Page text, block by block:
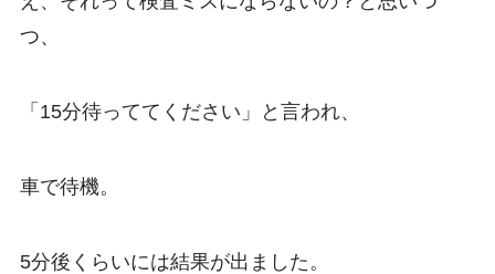
つ、
「15分待っててください」と言われ、
車で待機。
5分後くらいには結果が出ました。